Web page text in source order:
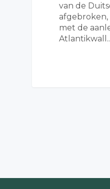
van de
afgebroken,
met de